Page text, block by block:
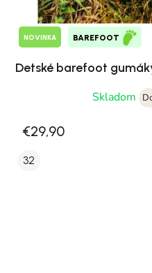
NOVINKA BAREFOOT
Detské barefoot
Skladom
€29,90
32